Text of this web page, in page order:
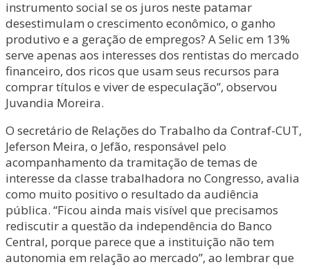
instrumento social se os juros neste patamar
desestimulam o crescimento econômico, o ganho
produtivo e a geração de empregos? A Selic em 13%
serve apenas aos interesses dos rentistas do mercado
financeiro, dos ricos que usam seus recursos para
comprar títulos e viver de especulação”, observou
Juvandia Moreira.
O secretário de Relações do Trabalho da Contraf-CUT,
Jeferson Meira, o Jefão, responsável pelo
acompanhamento da tramitação de temas de
interesse da classe trabalhadora no Congresso, avalia
como muito positivo o resultado da audiência
pública. “Ficou ainda mais visível que precisamos
rediscutir a questão da independência do Banco
Central, porque parece que a instituição não tem
autonomia em relação ao mercado”, ao lembrar que